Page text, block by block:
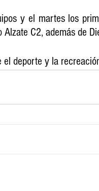
y el martes los
C2, además de
el deporte y la